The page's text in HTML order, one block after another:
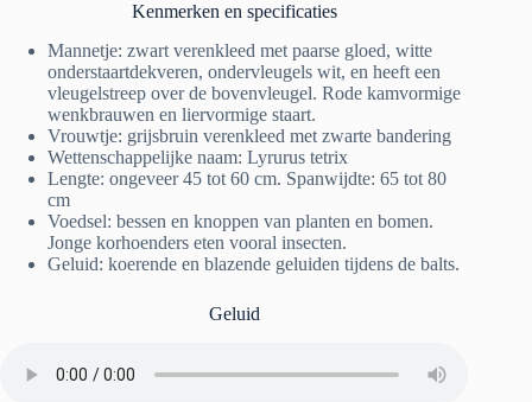
Kenmerken en specificaties
Mannetje: zwart verenkleed met paarse gloed, witte
onderstaartdekveren, ondervleugels wit, en heeft een
vleugelstreep over de bovenvleugel. Rode kamvormige
wenkbrauwen en liervormige staart.
Vrouwtje: grijsbruin verenkleed met zwarte bandering
Wettenschappelijke naam: Lyrurus tetrix
Lengte: ongeveer 45 tot 60 cm. Spanwijdte: 65 tot 80
cm
Voedsel: bessen en knoppen van planten en bomen.
Jonge korhoenders eten vooral insecten.
Geluid: koerende en blazende geluiden tijdens de balts.
Geluid